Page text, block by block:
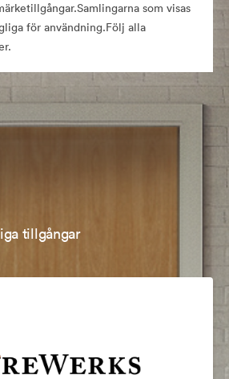
som visas
för användning.Följ alla
tillgångar